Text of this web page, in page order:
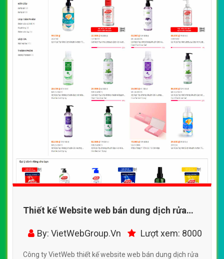
Thiết kế Website web bán dung dịch rửa
tay sát khuẩn y tế - hasakivn
By: VietWebGroup.Vn Lượt xem: 8000
Công ty VietWeb thiết kế website web bán dung dịch rửa